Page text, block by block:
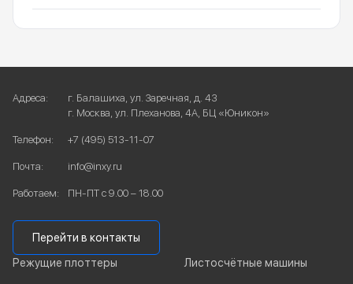
Режущие плоттеры Листосчётные машины
Адреса:
г. Балашиха, ул. Заречная, д. 43
г. Москва, ул. Плеханова, 4А, БЦ «Юникон»
Телефон: +7 (495) 513-11-07
Почта: info@inxy.ru
Работаем: ПН-ПТ с 9.00 – 18.00
Перейти в контакты